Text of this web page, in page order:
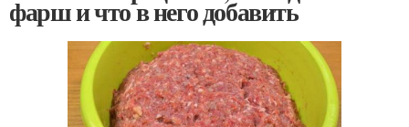
фарш и что в него добавить